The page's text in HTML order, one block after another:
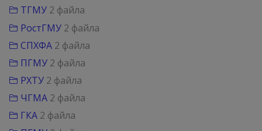
ТГМУ 2 файла
РостГМУ 2 файла
СПХФА 2 файла
ПГМУ 2 файла
РХТУ 2 файла
ЧГМА 2 файла
ГКА 2 файла